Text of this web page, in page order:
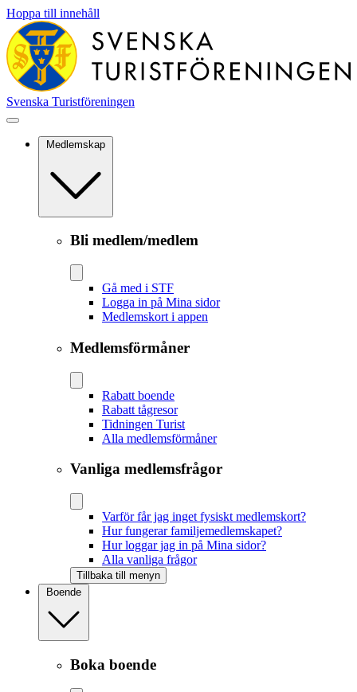
Hoppa till innehåll
Svenska Turistföreningen
Medlemskap
Bli medlem/medlem
Gå med i STF
Logga in på Mina sidor
Medlemskort i appen
Medlemsförmåner
Rabatt boende
Rabatt tågresor
Tidningen Turist
Alla medlemsförmåner
Vanliga medlemsfrågor
Varför får jag inget fysiskt medlemskort?
Hur fungerar familjemedlemskapet?
Hur loggar jag in på Mina sidor?
Alla vanliga frågor
Tillbaka till menyn
Boende
Boka boende